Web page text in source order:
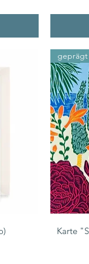
geprägt
Karte